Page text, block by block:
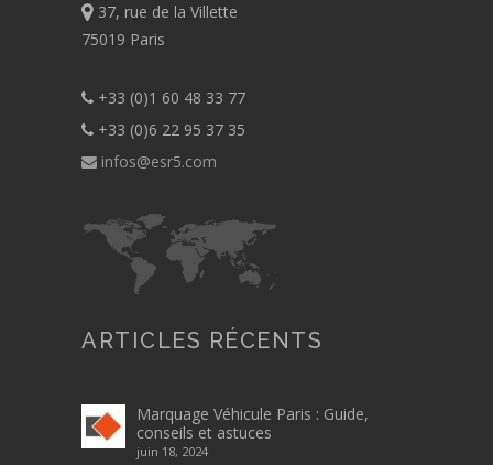
37, rue de la Villette
75019 Paris
+33 (0)1 60 48 33 77
+33 (0)6 22 95 37 35
infos@esr5.com
ARTICLES RÉCENTS
Marquage Véhicule Paris : Guide,
conseils et astuces
juin 18, 2024